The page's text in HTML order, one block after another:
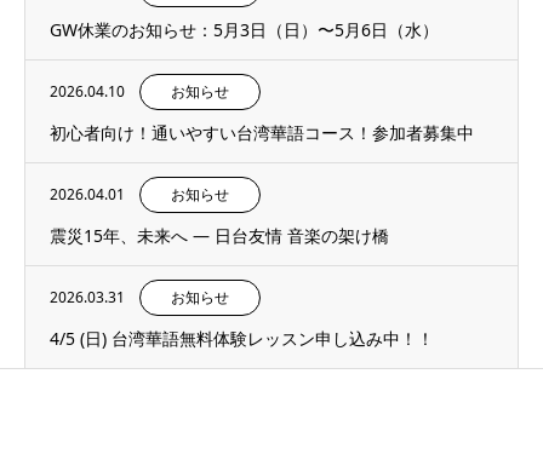
GW休業のお知らせ：5月3日（日）〜5月6日（水）
2026.04.10 お知らせ
初心者向け！通いやすい台湾華語コース！参加者募集中
2026.04.01 お知らせ
震災15年、未来へ ― 日台友情 音楽の架け橋
2026.03.31 お知らせ
4/5 (日) 台湾華語無料体験レッスン申し込み中！！